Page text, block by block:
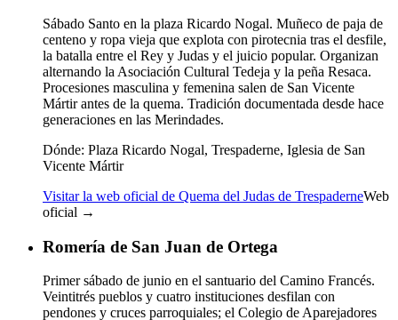
Sábado Santo en la plaza Ricardo Nogal. Muñeco de paja de
centeno y ropa vieja que explota con pirotecnia tras el desfile,
la batalla entre el Rey y Judas y el juicio popular. Organizan
alternando la Asociación Cultural Tedeja y la peña Resaca.
Procesiones masculina y femenina salen de San Vicente
Mártir antes de la quema. Tradición documentada desde hace
generaciones en las Merindades.
Dónde: Plaza Ricardo Nogal, Trespaderne, Iglesia de San
Vicente Mártir
Visitar la web oficial de Quema del Judas de TrespaderneWeb
oficial →
Romería de San Juan de Ortega
Primer sábado de junio en el santuario del Camino Francés.
Veintitrés pueblos y cuatro instituciones desfilan con
pendones y cruces parroquiales; el Colegio de Aparejadores